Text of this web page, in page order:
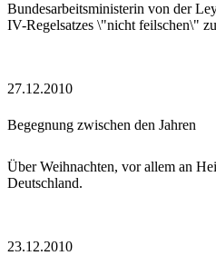
Bundesarbeitsministerin von der
IV-Regelsatzes \"nicht feilschen\"
27.12.2010
Begegnung zwischen den Jahren
Über Weihnachten, vor allem an
Deutschland.
23.12.2010